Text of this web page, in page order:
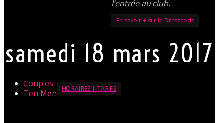
l’entrée au club.
En savoir + sur le Dresscode
samedi 18 mars 2017
Couples
Ten Men
HORAIRES | TARIFS